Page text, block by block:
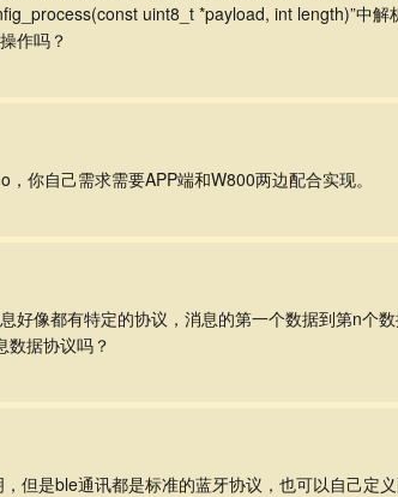
uint8_t *payload, int length)”中解
作吗？
你自己需求需要APP端和W800两边配合实现。
好像都有特定的协议，消息的第一个数据到第n个
数据协议吗？
但是ble通讯都是标准的蓝牙协议，也可以自己定义